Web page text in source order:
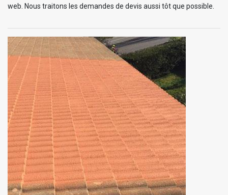
web. Nous traitons les demandes de devis aussi tôt que possible.